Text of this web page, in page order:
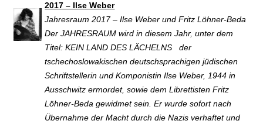
2017 – Ilse Weber
Jahresraum 2017 – Ilse Weber und Fritz Löhner-Beda
Der JAHRESRAUM wird in diesem Jahr, unter dem
Titel: KEIN LAND DES LÄCHELNS der
tschechoslowakischen deutschsprachigen jüdischen
Schriftstellerin und Komponistin Ilse Weber, 1944 in
Ausschwitz ermordet, sowie dem Librettisten Fritz
Löhner-Beda gewidmet sein. Er wurde sofort nach
Übernahme der Macht durch die Nazis verhaftet und